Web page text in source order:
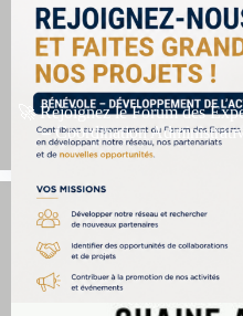
🚀 Rejoignez le Forum des
– Coordination